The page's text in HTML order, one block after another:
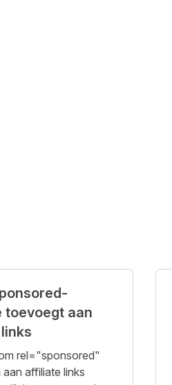
toevoegt aan
rel="sponsored"
affiliate links